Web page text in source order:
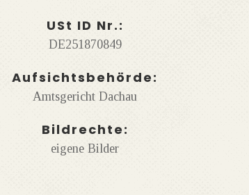
USt ID Nr.:
DE251870849
Aufsichtsbehörde:
Amtsgericht Dachau
Bildrechte:
eigene Bilder